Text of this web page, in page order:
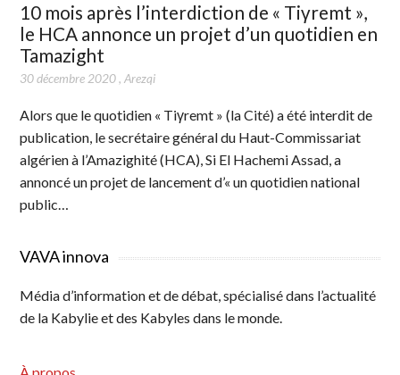
10 mois après l’interdiction de « Tiγremt »,
le HCA annonce un projet d’un quotidien en
Tamazight
30 décembre 2020,Arezqi
Alors que le quotidien « Tiγremt » (la Cité) a été interdit de
publication, le secrétaire général du Haut-Commissariat
algérien à l’Amazighité (HCA), Si El Hachemi Assad, a
annoncé un projet de lancement d’« un quotidien national
public…
VAVA innova
Média d’information et de débat, spécialisé dans l’actualité
de la Kabylie et des Kabyles dans le monde.